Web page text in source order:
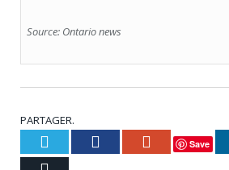
Source: Ontario news
PARTAGER.
Twitter Facebook Google+
Save